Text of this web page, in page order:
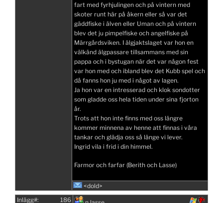
fart med fyrhjulingen och på vintern med
skoter runt här på åkern eller så var det
gäddfiske i älven eller Uman och på vintern
blev det ju pimpelfiske och angelfiske på
Märrgårdsviken. I älgjaktslaget var hon en
välkänd älgpassare tillsammans med sin
pappa och i bystugan när det var någon fest
var hon med och ibland blev det Kubb spel och
då fanns hon ju med i något av lagen.
Ja hon var en intresserad och klok sondotter
som gladde oss hela tiden under sina fjorton
år.
Trots att hon inte finns med oss längre
kommer minnena av henne att finnas i våra
tankar och glädja oss så länge vi lever.
Ingrid vila i frid i din himmel.
Farmor och farfar (Berith och Lasse)
<dold>
Inlägg#:
186